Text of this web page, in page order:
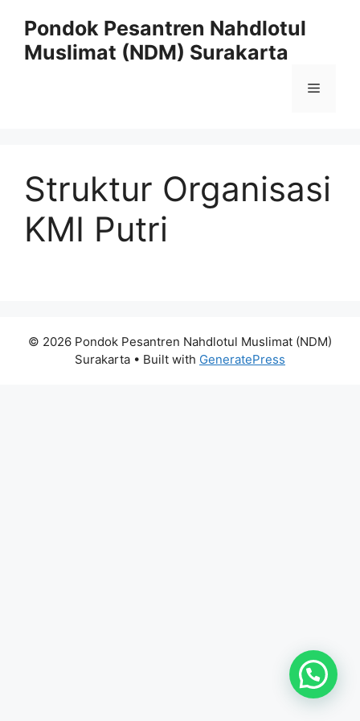
content
Pondok Pesantren Nahdlotul
Muslimat (NDM) Surakarta
Menu
Struktur Organisasi
KMI Putri
© 2026 Pondok Pesantren Nahdlotul Muslimat (NDM)
Surakarta • Built with GeneratePress